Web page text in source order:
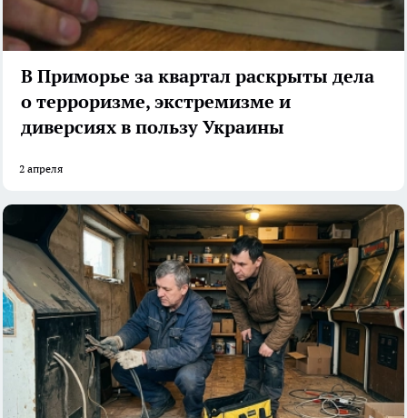
В Приморье за квартал раскрыты дела
о терроризме, экстремизме и
диверсиях в пользу Украины
2 апреля